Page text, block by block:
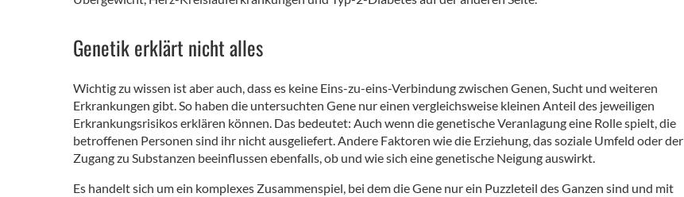
Genetik erklärt nicht alles
Wichtig zu wissen ist aber auch, dass es keine Eins-zu-eins-Verbindung zwischen Genen, Sucht und weiteren
Erkrankungen gibt. So haben die untersuchten Gene nur einen vergleichsweise kleinen Anteil des jeweiligen
Erkrankungsrisikos erklären können. Das bedeutet: Auch wenn die genetische Veranlagung eine Rolle spielt, die
betroffenen Personen sind ihr nicht ausgeliefert. Andere Faktoren wie die Erziehung, das soziale Umfeld oder der
Zugang zu Substanzen beeinflussen ebenfalls, ob und wie sich eine genetische Neigung auswirkt.
Es handelt sich um ein komplexes Zusammenspiel, bei dem die Gene nur ein Puzzleteil des Ganzen sind und mit